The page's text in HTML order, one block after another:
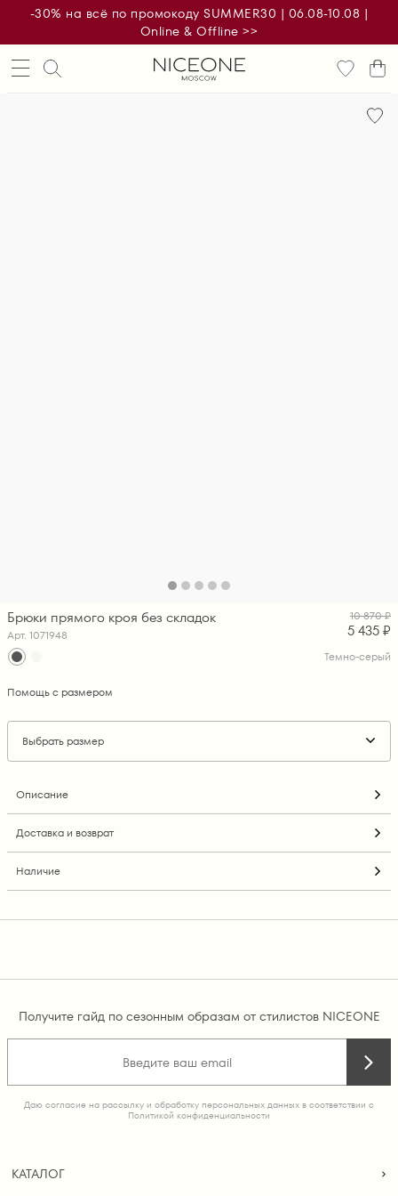
-30% на всё по промокоду SUMMER30 | 06.08-10.08 |
Online & Offline >>
Брюки прямого кроя без складок
Арт. 1071948
10 870 ₽
5 435 ₽
Темно-серый
Помощь с размером
Выбрать размер
Описание
Доставка и возврат
Наличие
Получите гайд по сезонным образам от стилистов NICEONE
Даю согласие на рассылку и обработку персональных данных в соответствии с
Политикой конфиденциальности
КАТАЛОГ